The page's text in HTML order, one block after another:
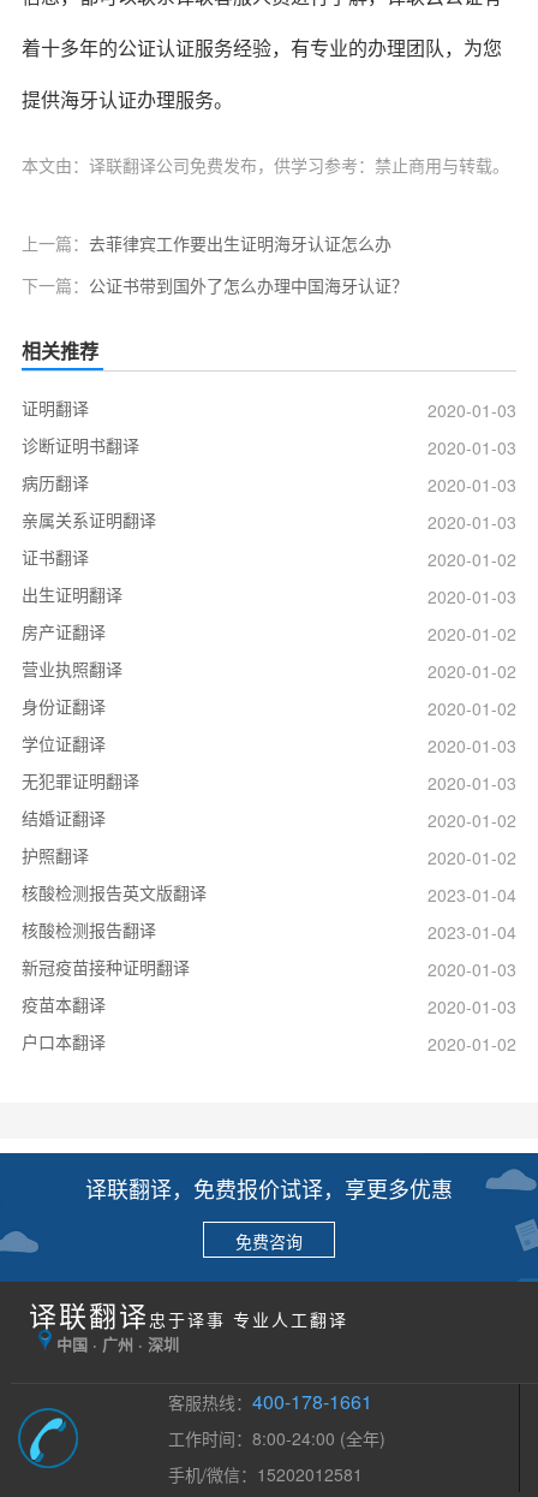
着十多年的公证认证服务经验，有专业的办理团队，为您
提供海牙认证办理服务。
本文由：译联翻译公司免费发布，供学习参考：禁止商用与转载。
上一篇： 去菲律宾工作要出生证明海牙认证怎么办
下一篇： 公证书带到国外了怎么办理中国海牙认证？
相关推荐
证明翻译
2020-01-03
诊断证明书翻译
2020-01-03
病历翻译
2020-01-03
亲属关系证明翻译
2020-01-03
证书翻译
2020-01-02
出生证明翻译
2020-01-03
房产证翻译
2020-01-02
营业执照翻译
2020-01-02
身份证翻译
2020-01-02
学位证翻译
2020-01-03
无犯罪证明翻译
2020-01-03
结婚证翻译
2020-01-02
护照翻译
2020-01-02
核酸检测报告英文版翻译
2023-01-04
核酸检测报告翻译
2023-01-04
新冠疫苗接种证明翻译
2020-01-03
疫苗本翻译
2020-01-03
户口本翻译
2020-01-02
译联翻译，免费报价试译，享更多优惠
免费咨询
译联翻译 忠于译事 专业人工翻译
中国 · 广州 · 深圳
客服热线：400-178-1661
工作时间：8:00-24:00 (全年)
手机/微信：15202012581